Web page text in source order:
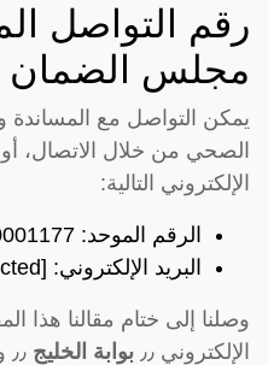
رقم التواصل
مجلس الضمان
يمكن التواصل مع
الصحي من خلال الاتصال،
الإلكتروني التالية:
الرقم الموحد: 920001177.
البريد الإلكتروني: [email protected]
وصلنا إلى ختام مقالنا هذا
الإلكتروني ٫٫
بوابة الخليج